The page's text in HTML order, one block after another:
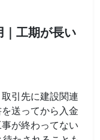
工期が長い
引先に建設関連
送ってから入金
が終わってない